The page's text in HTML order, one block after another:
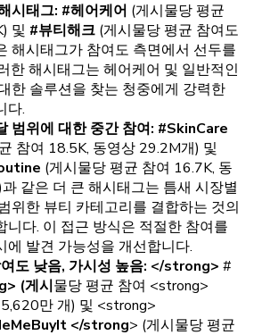
시태그: #헤어케어 (게시물당 평균
및 #뷰티해크 (게시물당 평균 참여도
해시태그가 참여도 측면에서 선두를
한 해시태그는 헤어케어 및 일반적인
한 솔루션을 찾는 청중에게 강력한
다.
범위에 대한 중간 참여: #SkinCare
참여 18.5K, 동영상 29.2M개) 및
(게시물당 평균 참여 16.7K, 동
같은 더 큰 해시태그는 틈새 시장별
위한 뷰티 카테고리를 결합하는 것의
니다. 이 접근 방식은 적절한 참여를
에 발견 가능성을 개선합니다.
도 낮음, 가시성 높음: </strong> #
(게시물당 평균 참여 <strong>
만 개) 및 <strong>
</strong> (게시물당 평균